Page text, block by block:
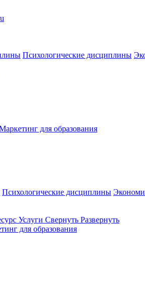
Психологические дисциплины
для образования
Психологические дисциплины
Услуги Свернуть Развернуть
для образования